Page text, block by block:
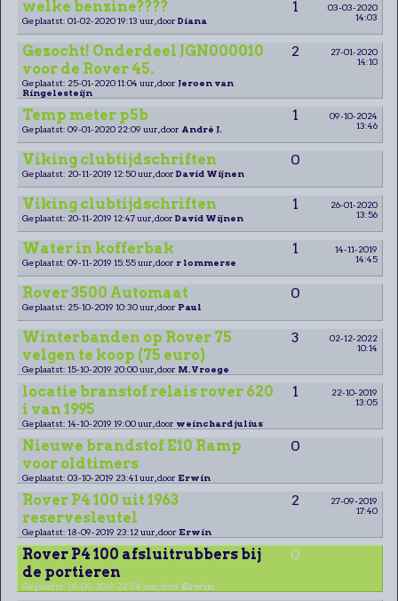
welke benzine???? 1
03-03-2020
14:03
Geplaatst: 01-02-2020 19:13 uur, door Diana
Gezocht! Onderdeel JGN000010
voor de Rover 45.
2
27-01-2020
14:10
Geplaatst: 25-01-2020 11:04 uur, door Jeroen van
Ringelesteijn
Temp meter p5b 1
09-10-2024
13:46
Geplaatst: 09-01-2020 22:09 uur, door André J.
Viking clubtijdschriften 0
Geplaatst: 20-11-2019 12:50 uur, door David Wijnen
Viking clubtijdschriften 1
26-01-2020
13:56
Geplaatst: 20-11-2019 12:47 uur, door David Wijnen
Water in kofferbak 1
14-11-2019
14:45
Geplaatst: 09-11-2019 15:55 uur, door r lommerse
Rover 3500 Automaat 0
Geplaatst: 25-10-2019 10:30 uur, door Paul
Winterbanden op Rover 75
velgen te koop (75 euro)
3
02-12-2022
10:14
Geplaatst: 15-10-2019 20:00 uur, door M.Vroege
locatie branstof relais rover 620
i van 1995
1
22-10-2019
13:05
Geplaatst: 14-10-2019 19:00 uur, door weinchard julius
Nieuwe brandstof E10 Ramp
voor oldtimers
0
Geplaatst: 03-10-2019 23:41 uur, door Erwin
Rover P4 100 uit 1963
reservesleutel
2
27-09-2019
17:40
Geplaatst: 18-09-2019 23:12 uur, door Erwin
Rover P4 100 afsluitrubbers bij
de portieren
0
Geplaatst: 18-09-2019 22:58 uur, door Erwin